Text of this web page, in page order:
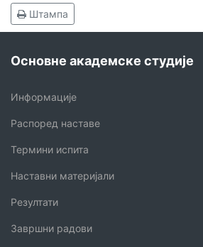
Штампа
Основне академске студије
Информације
Распоред наставе
Термини испита
Наставни материјали
Резултати
Завршни радови